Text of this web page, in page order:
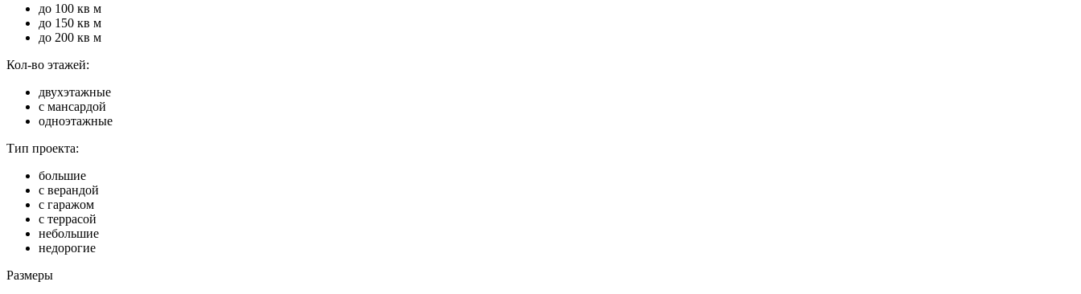
до 100 кв м
до 150 кв м
до 200 кв м
Кол-во этажей:
двухэтажные
с мансардой
одноэтажные
Тип проекта:
большие
с верандой
с гаражом
с террасой
небольшие
недорогие
Размеры